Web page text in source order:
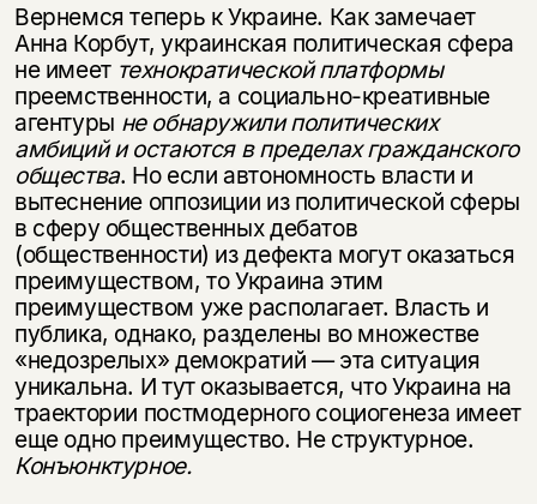
Вернемся теперь к Украине. Как замечает
Анна Корбут, украинская политическая сфера
не имеет технократической платформы
преемственности, а социально-креативные
агентуры не обнаружили политических
амбиций и остаются в пределах гражданского
общества. Но если автономность власти и
вытеснение оппозиции из политической сферы
в сферу общественных дебатов
(общественности) из дефекта могут оказаться
преимуществом, то Украина этим
преимуществом уже располагает. Власть и
публика, однако, разделены во множестве
«недозрелых» демократий — эта ситуация
уникальна. И тут оказывается, что Украина на
траектории постмодерного социогенеза имеет
еще одно преимущество. Не структурное.
Конъюнктурное.